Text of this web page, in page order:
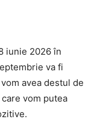
iunie 2026 în
va fi
avea destul de
vom putea